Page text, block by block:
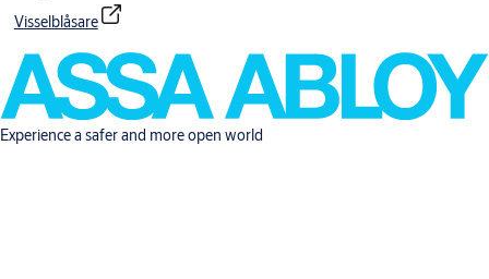
Visselblåsare
Experience a safer and more open world